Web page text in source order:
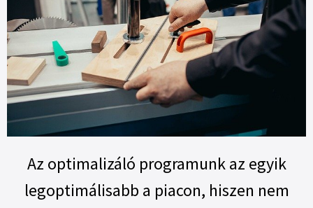
Az optimalizáló programunk az egyik
legoptimálisabb a piacon, hiszen nem